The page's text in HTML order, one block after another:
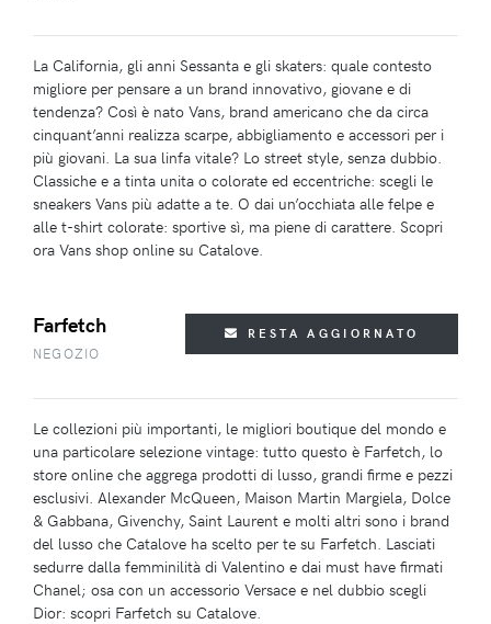
La California, gli anni Sessanta e gli skaters: quale contesto
migliore per pensare a un brand innovativo, giovane e di
tendenza? Così è nato Vans, brand americano che da circa
cinquant’anni realizza scarpe, abbigliamento e accessori per i
più giovani. La sua linfa vitale? Lo street style, senza dubbio.
Classiche e a tinta unita o colorate ed eccentriche: scegli le
sneakers Vans più adatte a te. O dai un’occhiata alle felpe e
alle t-shirt colorate: sportive sì, ma piene di carattere. Scopri
ora Vans shop online su Catalove.
Farfetch
NEGOZIO
RESTA AGGIORNATO
Le collezioni più importanti, le migliori boutique del mondo e
una particolare selezione vintage: tutto questo è Farfetch, lo
store online che aggrega prodotti di lusso, grandi firme e pezzi
esclusivi. Alexander McQueen, Maison Martin Margiela, Dolce
& Gabbana, Givenchy, Saint Laurent e molti altri sono i brand
del lusso che Catalove ha scelto per te su Farfetch. Lasciati
sedurre dalla femminilità di Valentino e dai must have firmati
Chanel; osa con un accessorio Versace e nel dubbio scegli
Dior: scopri Farfetch su Catalove.